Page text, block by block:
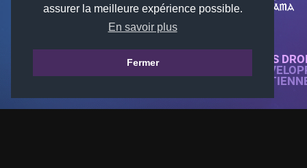
assurer la meilleure expérience possible.
En savoir plus
Fermer
© 2018-2026 KTARENA. TOUS
SITE WEB ENTIÈREMENT
TOUTES LES IMAGES